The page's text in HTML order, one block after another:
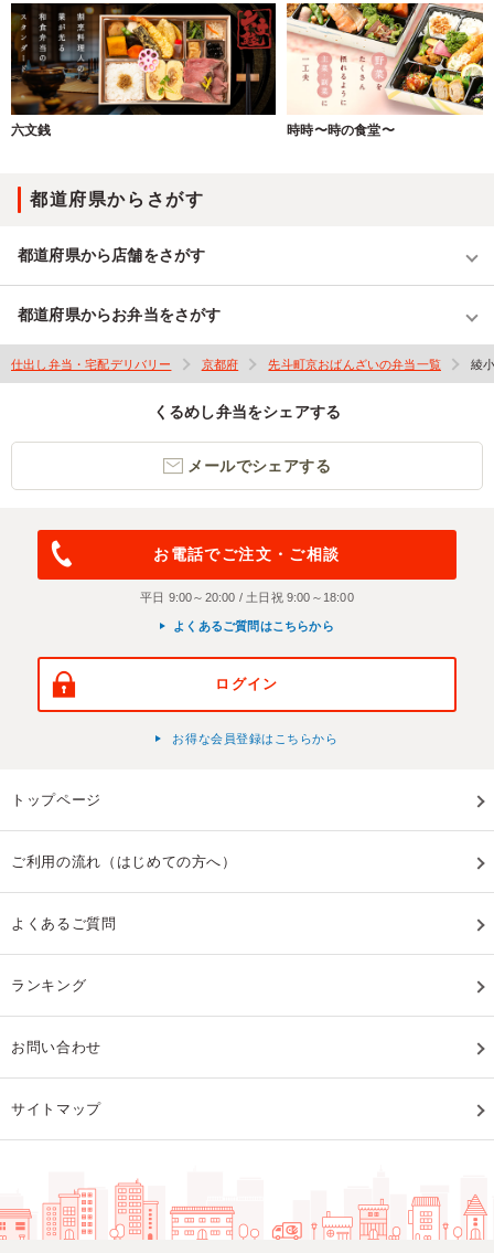
六文銭 時時〜時の食堂〜
都道府県からさがす
都道府県から店舗をさがす
都道府県からお弁当をさがす
仕出し弁当・宅配デリバリー 京都府 先斗町京おばんざいの弁当一覧 綾
くるめし弁当をシェアする
メールでシェアする
お電話でご注文・ご相談
平日 9:00～20:00 / 土日祝 9:00～18:00
よくあるご質問はこちらから
ログイン
お得な会員登録はこちらから
トップページ
ご利用の流れ（はじめての方へ）
よくあるご質問
ランキング
お問い合わせ
サイトマップ